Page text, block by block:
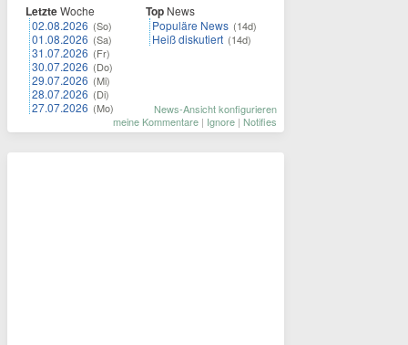
LetzteWoche
02.08.2026 (So)
01.08.2026 (Sa)
31.07.2026 (Fr)
30.07.2026 (Do)
29.07.2026 (Mi)
28.07.2026 (Di)
27.07.2026 (Mo)
Top News
Populäre News (14d)
Heiß diskutiert (14d)
News-Ansicht konfigurieren
meine Kommentare | Ignore | Notifies